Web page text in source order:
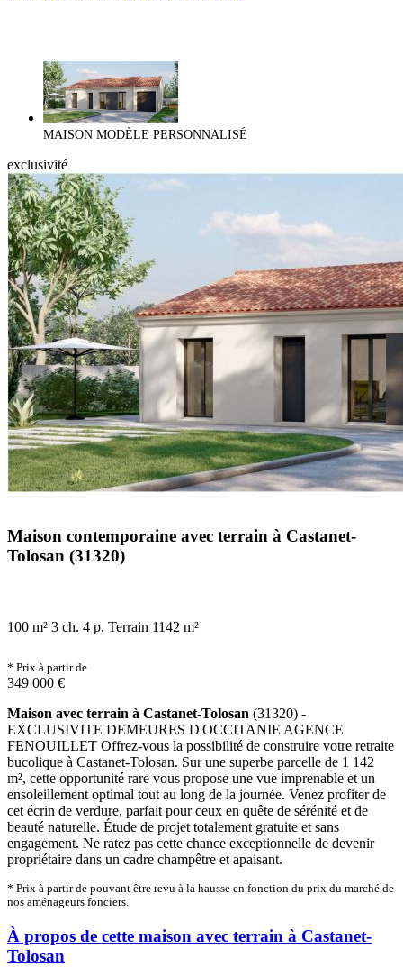
MAISON MODÈLE PERSONNALISÉ
exclusivité
Maison contemporaine avec terrain à Castanet-
Tolosan (31320)
100 m² 3 ch. 4 p. Terrain 1142 m²
* Prix à partir de
349 000 €
Maison avec terrain à Castanet-Tolosan (31320) -
EXCLUSIVITE DEMEURES D'OCCITANIE AGENCE
FENOUILLET Offrez-vous la possibilité de construire votre retraite
bucolique à Castanet-Tolosan. Sur une superbe parcelle de 1 142
m², cette opportunité rare vous propose une vue imprenable et un
ensoleillement optimal tout au long de la journée. Venez profiter de
cet écrin de verdure, parfait pour ceux en quête de sérénité et de
beauté naturelle. Étude de projet totalement gratuite et sans
engagement. Ne ratez pas cette chance exceptionnelle de devenir
propriétaire dans un cadre champêtre et apaisant.
* Prix à partir de pouvant être revu à la hausse en fonction du prix du marché de
nos aménageurs fonciers.
À propos de cette maison avec terrain à Castanet-
Tolosan